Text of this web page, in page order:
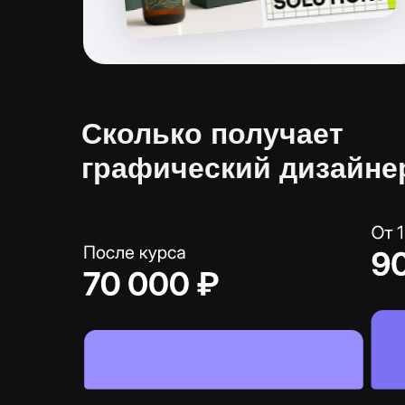
Сколько получает
графический